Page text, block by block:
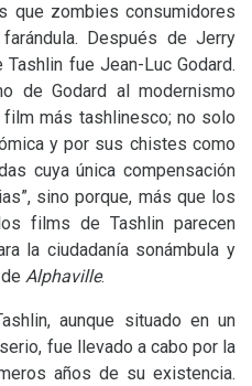
que zombies consumidores
Después de Jerry
fue Jean-Luc Godard.
de Godard al modernismo
más tashlinesco; no solo
y por sus chistes como
cuya única compensación
sino porque, más que los
films de Tashlin parecen
la ciudadanía sonámbula y
Alphaville.
aunque situado en un
fue llevado a cabo por la
años de su existencia.